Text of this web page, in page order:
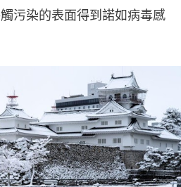
污染的表面得到諾如病毒感